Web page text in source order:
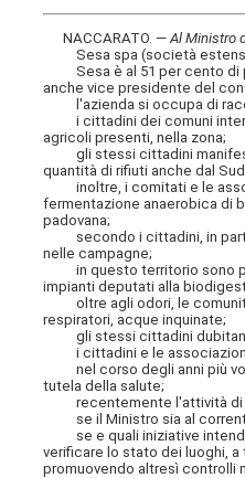
NACCARATO. —Al Ministro
Sesa spa (società estense
Sesa è al 51 per cento di
anche vice presidente del
l'azienda si occupa di
i cittadini dei comuni
agricoli presenti, nella zona;
gli stessi cittadini
quantità di rifiuti anche dal
inoltre, i comitati e le
fermentazione anaerobica di
padovana;
secondo i cittadini, in
nelle campagne;
in questo territorio sono
impianti deputati alla
oltre agli odori, le comunità
respiratori, acque inquinate;
gli stessi cittadini dubitano
i cittadini e le associazioni
nel corso degli anni più
tutela della salute;
recentemente l'attività di
se il Ministro sia al
se e quali iniziative intenda
verificare lo stato dei luoghi,
promuovendo altresì controlli